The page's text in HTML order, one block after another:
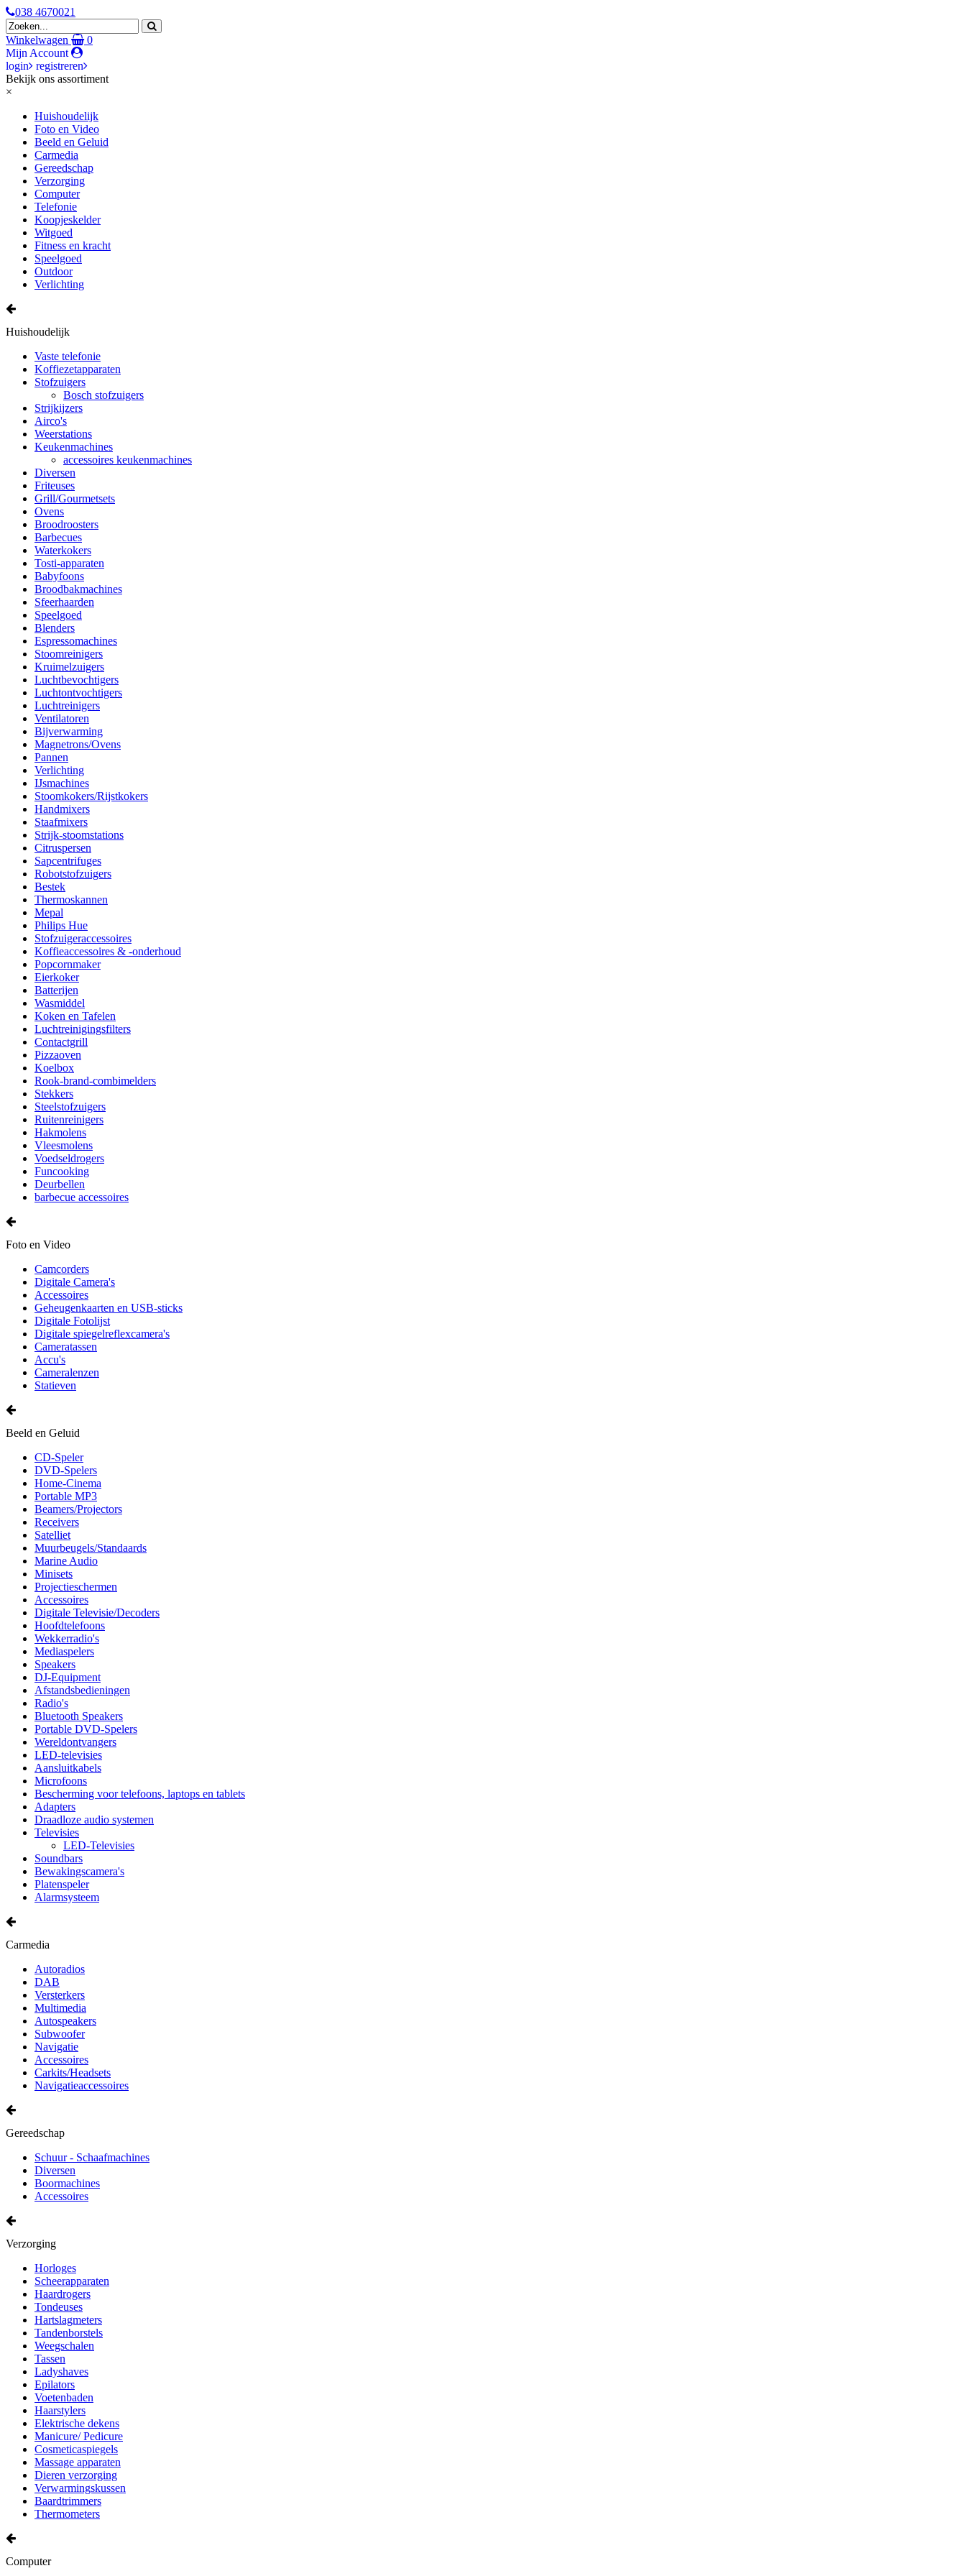
038 4670021
Winkelwagen
0
Mijn Account
login
registreren
Bekijk ons assortiment
×
Huishoudelijk
Foto en Video
Beeld en Geluid
Carmedia
Gereedschap
Verzorging
Computer
Telefonie
Koopjeskelder
Witgoed
Fitness en kracht
Speelgoed
Outdoor
Verlichting
Huishoudelijk
Vaste telefonie
Koffiezetapparaten
Stofzuigers
Bosch stofzuigers
Strijkijzers
Airco's
Weerstations
Keukenmachines
accessoires keukenmachines
Diversen
Friteuses
Grill/Gourmetsets
Ovens
Broodroosters
Barbecues
Waterkokers
Tosti-apparaten
Babyfoons
Broodbakmachines
Sfeerhaarden
Speelgoed
Blenders
Espressomachines
Stoomreinigers
Kruimelzuigers
Luchtbevochtigers
Luchtontvochtigers
Luchtreinigers
Ventilatoren
Bijverwarming
Magnetrons/Ovens
Pannen
Verlichting
IJsmachines
Stoomkokers/Rijstkokers
Handmixers
Staafmixers
Strijk-stoomstations
Citruspersen
Sapcentrifuges
Robotstofzuigers
Bestek
Thermoskannen
Mepal
Philips Hue
Stofzuigeraccessoires
Koffieaccessoires & -onderhoud
Popcornmaker
Eierkoker
Batterijen
Wasmiddel
Koken en Tafelen
Luchtreinigingsfilters
Contactgrill
Pizzaoven
Koelbox
Rook-brand-combimelders
Stekkers
Steelstofzuigers
Ruitenreinigers
Hakmolens
Vleesmolens
Voedseldrogers
Funcooking
Deurbellen
barbecue accessoires
Foto en Video
Camcorders
Digitale Camera's
Accessoires
Geheugenkaarten en USB-sticks
Digitale Fotolijst
Digitale spiegelreflexcamera's
Cameratassen
Accu's
Cameralenzen
Statieven
Beeld en Geluid
CD-Speler
DVD-Spelers
Home-Cinema
Portable MP3
Beamers/Projectors
Receivers
Satelliet
Muurbeugels/Standaards
Marine Audio
Minisets
Projectieschermen
Accessoires
Digitale Televisie/Decoders
Hoofdtelefoons
Wekkerradio's
Mediaspelers
Speakers
DJ-Equipment
Afstandsbedieningen
Radio's
Bluetooth Speakers
Portable DVD-Spelers
Wereldontvangers
LED-televisies
Aansluitkabels
Microfoons
Bescherming voor telefoons, laptops en tablets
Adapters
Draadloze audio systemen
Televisies
LED-Televisies
Soundbars
Bewakingscamera's
Platenspeler
Alarmsysteem
Carmedia
Autoradios
DAB
Versterkers
Multimedia
Autospeakers
Subwoofer
Navigatie
Accessoires
Carkits/Headsets
Navigatieaccessoires
Gereedschap
Schuur - Schaafmachines
Diversen
Boormachines
Accessoires
Verzorging
Horloges
Scheerapparaten
Haardrogers
Tondeuses
Hartslagmeters
Tandenborstels
Weegschalen
Tassen
Ladyshaves
Epilators
Voetenbaden
Haarstylers
Elektrische dekens
Manicure/ Pedicure
Cosmeticaspiegels
Massage apparaten
Dieren verzorging
Verwarmingskussen
Baardtrimmers
Thermometers
Computer